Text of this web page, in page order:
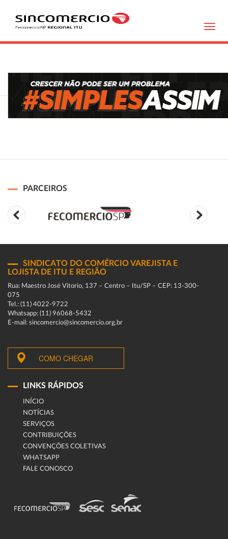
PARCEIROS
SINDICATO DO COMÉRCIO VAREJISTA E
LOJISTA DE ITU E REGIÃO
Rua: Maestro José Vitorio, 137 – Centro – Itu/SP – CEP: 13-300-
075
Tel.: (11) 4022-9722
Whatsapp: (11) 96068-5432
E-mail: sincomercio@sincomercio.org.br
COMO CHEGAR
LINKS RÁPIDOS
INÍCIO
NOTÍCIAS
SERVIÇOS
CONTRIBUIÇÕES
CONVENÇÕES COLETIVAS
WHATSAPP
FALE CONOSCO